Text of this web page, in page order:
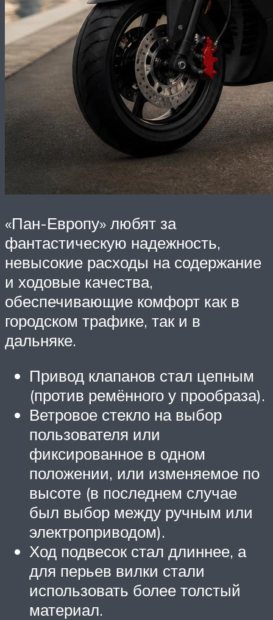
«Пан-Европу» любят за
фантастическую надежность,
невысокие расходы на содержание
и ходовые качества,
обеспечивающие комфорт как в
городском трафике, так и в
дальняке.
Привод клапанов стал цепным
(против ремённого у прообраза).
Ветровое стекло на выбор
пользователя или
фиксированное в одном
положении, или изменяемое по
высоте (в последнем случае
был выбор между ручным или
электроприводом).
Ход подвесок стал длиннее, а
для перьев вилки стали
использовать более толстый
материал.